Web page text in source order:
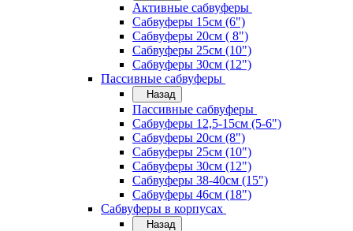
Активные сабвуферы
Сабвуферы 15см (6")
Сабвуферы 20см ( 8")
Сабвуферы 25см (10")
Сабвуферы 30см (12")
Пассивные сабвуферы
Назад
Пассивные сабвуферы
Сабвуферы 12,5-15см (5-6")
Сабвуферы 20см (8")
Сабвуферы 25см (10")
Сабвуферы 30см (12")
Сабвуферы 38-40см (15")
Сабвуферы 46см (18")
Сабвуферы в корпусах
Назад